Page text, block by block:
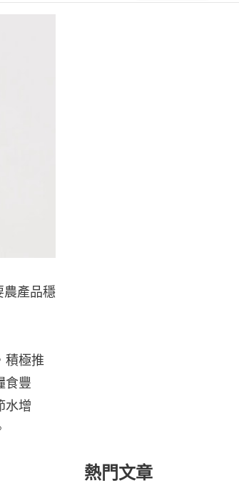
農產品穩
積極推
食豐
水增
熱門文章